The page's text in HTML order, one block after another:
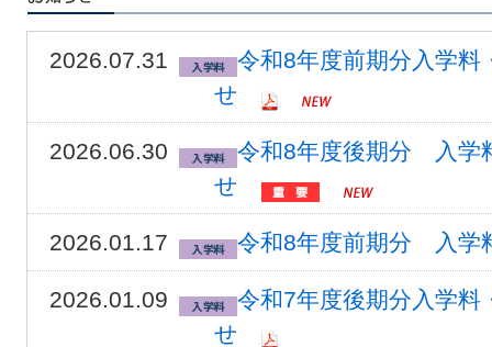
2026.07.31
令和8年度前期分入学
せ
2026.06.30
令和8年度後期分 入学
せ
2026.01.17 令和8年度前期分 入学
2026.01.09
令和7年度後期分入学
せ